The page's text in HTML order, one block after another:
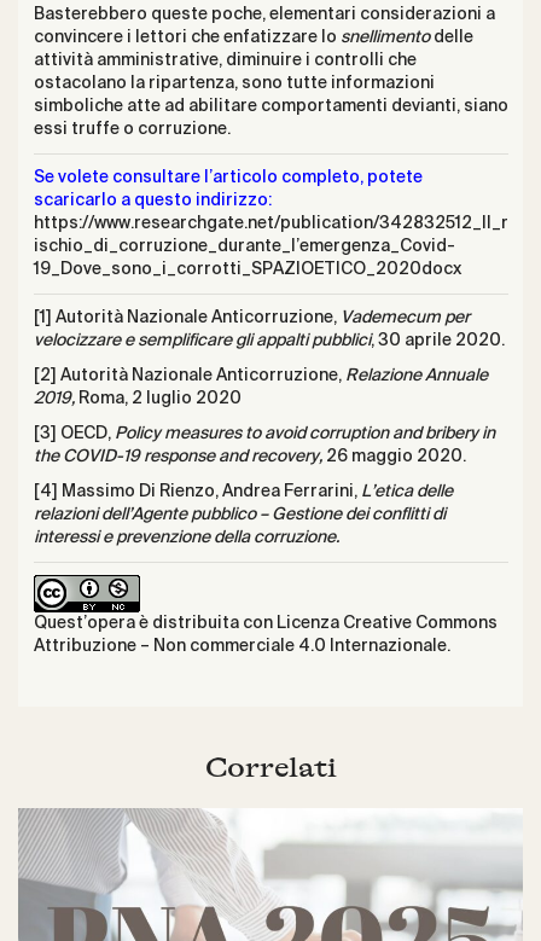
Basterebbero queste poche, elementari considerazioni a
convincere i lettori che enfatizzare lo snellimento delle
attività amministrative, diminuire i controlli che
ostacolano la ripartenza, sono tutte informazioni
simboliche atte ad abilitare comportamenti devianti, siano
essi truffe o corruzione.
Se volete consultare l’articolo completo, potete
scaricarlo a questo indirizzo:
https://www.researchgate.net/publication/342832512_Il_r
ischio_di_corruzione_durante_l’emergenza_Covid-
19_Dove_sono_i_corrotti_SPAZIOETICO_2020docx
[1] Autorità Nazionale Anticorruzione, Vademecum per
velocizzare e semplificare gli appalti pubblici, 30 aprile 2020.
[2] Autorità Nazionale Anticorruzione, Relazione Annuale
2019, Roma, 2 luglio 2020
[3] OECD, Policy measures to avoid corruption and bribery in
the COVID-19 response and recovery, 26 maggio 2020.
[4] Massimo Di Rienzo, Andrea Ferrarini, L’etica delle
relazioni dell’Agente pubblico – Gestione dei conflitti di
interessi e prevenzione della corruzione.
Quest’opera è distribuita con Licenza Creative Commons
Attribuzione – Non commerciale 4.0 Internazionale.
Correlati